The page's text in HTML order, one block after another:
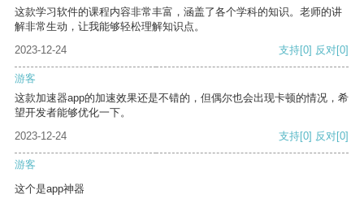
这款学习软件的课程内容非常丰富，涵盖了各个学科的知识。老师的讲
解非常生动，让我能够轻松理解知识点。
2023-12-24
支持[0] 反对[0]
游客
这款加速器app的加速效果还是不错的，但偶尔也会出现卡顿的情况，希
望开发者能够优化一下。
2023-12-24
支持[0] 反对[0]
游客
这个是app神器